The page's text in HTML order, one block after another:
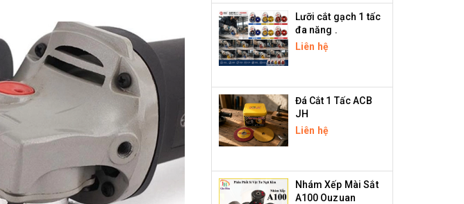
Lưỡi cắt gạch 1 tấc
đa năng .
Liên hệ
Đá Cắt 1 Tấc ACB
JH
Liên hệ
Nhám Xếp Mài Sắt
A100 Ouzuan